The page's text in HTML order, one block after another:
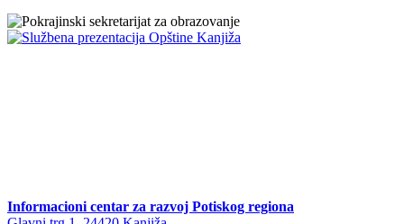
Informacioni centar za razvoj Potiskog regiona